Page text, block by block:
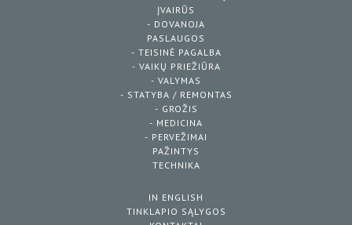
ĮVAIRŪS
- DOVANOJA
PASLAUGOS
- TEISINĖ PAGALBA
- VAIKŲ PRIEŽIŪRA
- VALYMAS
- STATYBA / REMONTAS
- GROŽIS
- MEDICINA
- PERVEŽIMAI
PAŽINTYS
TECHNIKA
IN ENGLISH
TINKLAPIO SĄLYGOS